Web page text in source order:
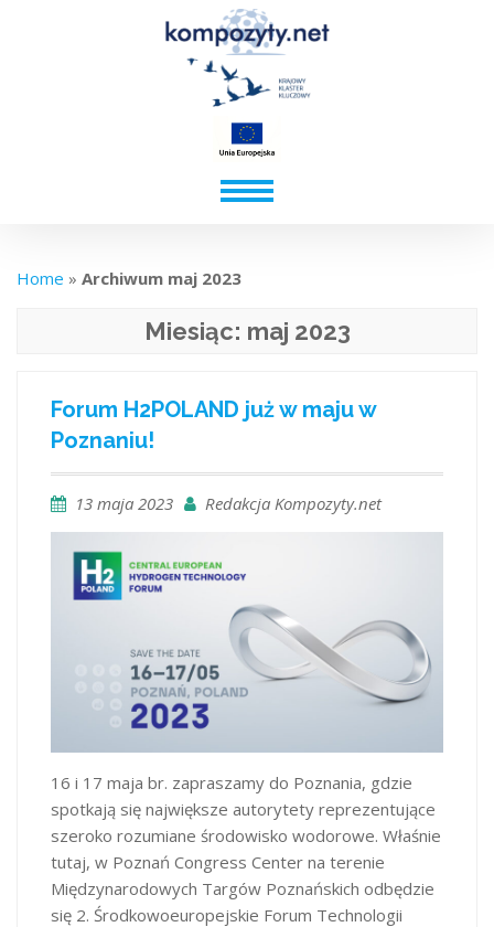
Home » Archiwum maj 2023
Miesiąc: maj 2023
Forum H2POLAND już w maju w
Poznaniu!
13 maja 2023 Redakcja Kompozyty.net
16 i 17 maja br. zapraszamy do Poznania, gdzie
spotkają się największe autorytety reprezentujące
szeroko rozumiane środowisko wodorowe. Właśnie
tutaj, w Poznań Congress Center na terenie
Międzynarodowych Targów Poznańskich odbędzie
się 2. Środkowoeuropejskie Forum Technologii